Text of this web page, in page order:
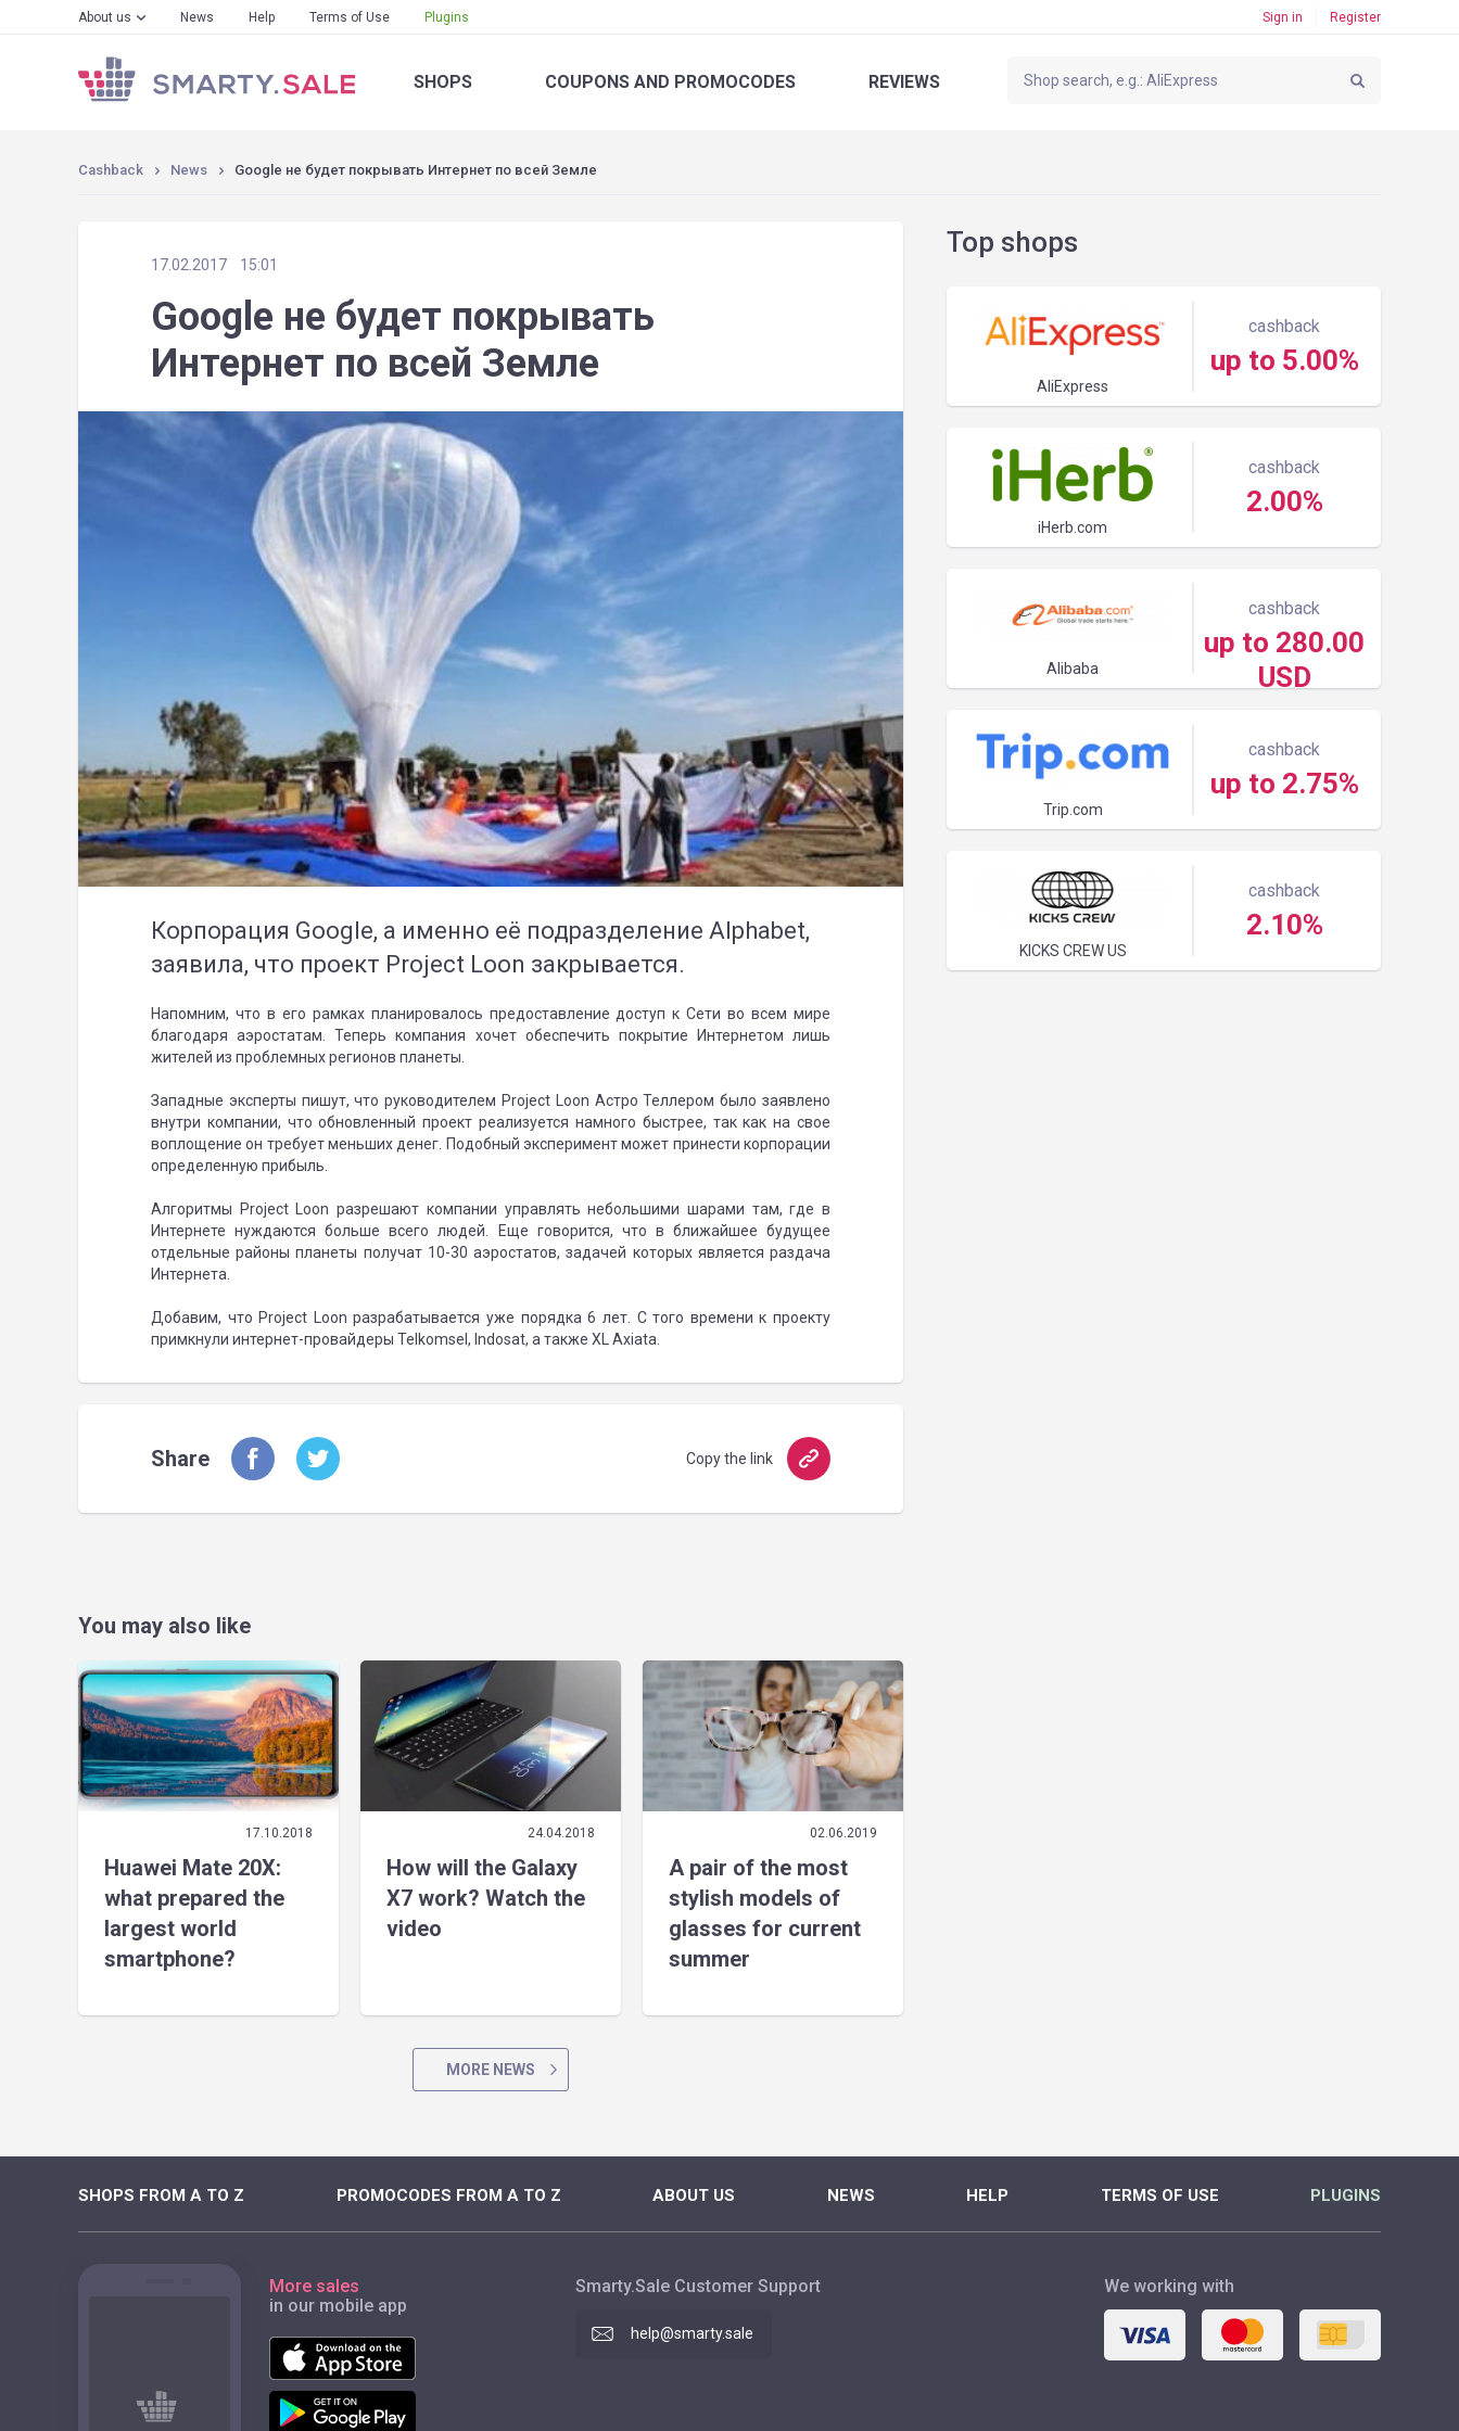
About us News Help Terms of Use Plugins Sign in Register
SHOPS COUPONS AND PROMOCODES REVIEWS
Cashback News Google не будет покрывать Интернет по всей Земле
17.02.2017 15:01
Google не будет покрывать
Интернет по всей Земле
Корпорация Google, а именно её подразделение Alphabet,
заявила, что проект Project Loon закрывается.
Напомним, что в его рамках планировалось предоставление доступ к Сети во всем мире
благодаря аэростатам. Теперь компания хочет обеспечить покрытие Интернетом лишь
жителей из проблемных регионов планеты.
Западные эксперты пишут, что руководителем Project Loon Астро Теллером было заявлено
внутри компании, что обновленный проект реализуется намного быстрее, так как на свое
воплощение он требует меньших денег. Подобный эксперимент может принести корпорации
определенную прибыль.
Алгоритмы Project Loon разрешают компании управлять небольшими шарами там, где в
Интернете нуждаются больше всего людей. Еще говорится, что в ближайшее будущее
отдельные районы планеты получат 10-30 аэростатов, задачей которых является раздача
Интернета.
Добавим, что Project Loon разрабатывается уже порядка 6 лет. С того времени к проекту
примкнули интернет-провайдеры Telkomsel, Indosat, а также XL Axiata.
Share Copy the link
You may also like
17.10.2018
Huawei Mate 20X:
what prepared the
largest world
smartphone?
24.04.2018
How will the Galaxy
X7 work? Watch the
video
02.06.2019
A pair of the most
stylish models of
glasses for current
summer
MORE NEWS
Top shops
AliExpress
cashback
up to 5.00%
iHerb.com
cashback
2.00%
Alibaba
cashback
up to 280.00
USD
Trip.com
cashback
up to 2.75%
KICKS CREW US
cashback
2.10%
SHOPS FROM A TO Z PROMOCODES FROM A TO Z ABOUT US NEWS HELP TERMS OF USE PLUGINS
More sales
in our mobile app
We working with
Smarty.Sale Customer Support
help@smarty.sale